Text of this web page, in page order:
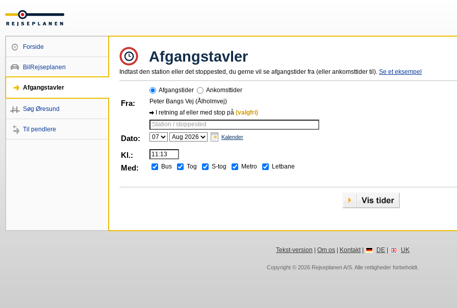
Forside
BilRejseplanen
Afgangstavler
Søg Øresund
Til pendlere
Afgangstavler
Indtast den station eller det stoppested, du gerne vil se afgangstider fra (eller ankomsttider til). Se et eksempel
Afgangstider Ankomsttider
Fra:
Peter Bangs Vej (Ålholmvej)
I retning af eller med stop på (valgfri)
Station / stoppested
Dato: Kalender
Kl.:
Med:
Bus Tog S-tog Metro Letbane
Tekst-version Om os| Kontakt| DE| UK
Copyright © 2026 Rejseplanen A/S . Alle rettigheder forbeholdt.